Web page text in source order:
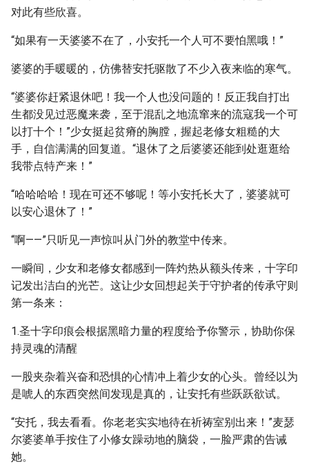
对此有些欣喜。
“如果有一天婆婆不在了，小安托一个人可不要怕黑哦！”
婆婆的手暖暖的，仿佛替安托驱散了不少入夜来临的寒气。
“婆婆你赶紧退休吧！我一个人也没问题的！反正我自打出
生都没见过恶魔来袭，至于混乱之地流窜来的流寇我一个可
以打十个！”少女挺起贫瘠的胸膛，握起老修女粗糙的大
手，自信满满的回复道。“退休了之后婆婆还能到处逛逛给
我带点特产来！”
“哈哈哈哈！现在可还不够呢！等小安托长大了，婆婆就可
以安心退休了！”
“啊——”只听见一声惊叫从门外的教堂中传来。
一瞬间，少女和老修女都感到一阵灼热从额头传来，十字印
记发出洁白的光芒。这让少女回想起关于守护者的传承守则
第一条来：
1.圣十字印痕会根据黑暗力量的程度给予你警示，协助你保
持灵魂的清醒
一股夹杂着兴奋和恐惧的心情冲上着少女的心头。曾经以为
是唬人的东西突然间发现是真的，让安托有些跃跃欲试。
“安托，我去看看。你老老实实地待在祈祷室别出来！”麦瑟
尔婆婆单手按住了小修女躁动地的脑袋，一脸严肃的告诫
她。